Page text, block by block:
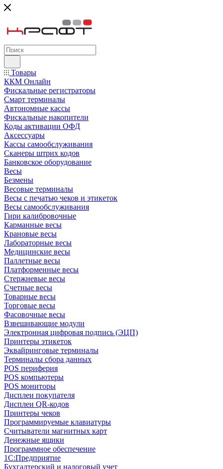
Товары
ККМ Онлайн
Фискальные регистраторы
Смарт терминалы
Автономные кассы
Фискальные накопители
Коды активации ОФД
Аксессуары
Кассы самообслуживания
Сканеры штрих кодов
Банковское оборудование
Весы
Безмены
Весовые терминалы
Весы с печатью чеков и этикеток
Весы самообслуживания
Гири калибровочные
Карманные весы
Крановые весы
Лабораторные весы
Медицинские весы
Паллетные весы
Платформенные весы
Стержневые весы
Счетные весы
Товарные весы
Торговые весы
Фасовочные весы
Взвешивающие модули
Электронная цифровая подпись (ЭЦП)
Принтеры этикеток
Эквайринговые терминалы
Терминалы сбора данных
POS периферия
POS компьютеры
POS мониторы
Дисплеи покупателя
Дисплеи QR-кодов
Принтеры чеков
Программируемые клавиатуры
Считыватели магнитных карт
Денежные ящики
Программное обеспечение
1С:Предприятие
Бухгалтерский и налоговый учет